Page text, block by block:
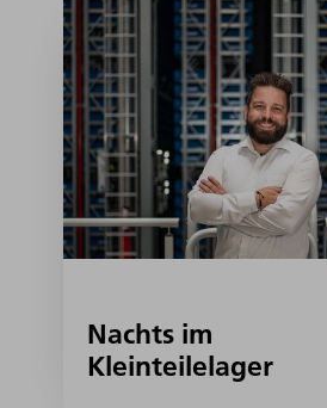
Nachts im
Kleinteilelager